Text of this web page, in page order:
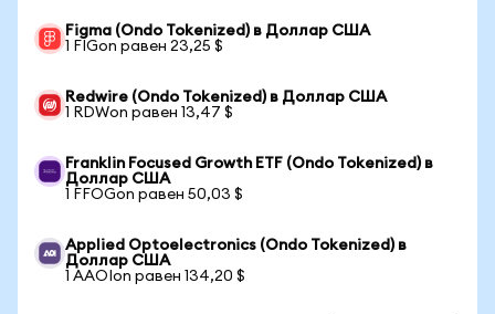
Figma (Ondo Tokenized) в Доллар США
1 FIGon равен 23,25 $
Redwire (Ondo Tokenized) в Доллар США
1 RDWon равен 13,47 $
Franklin Focused Growth ETF (Ondo Tokenized) в
Доллар США
1 FFOGon равен 50,03 $
Applied Optoelectronics (Ondo Tokenized) в
Доллар США
1 AAOIon равен 134,20 $